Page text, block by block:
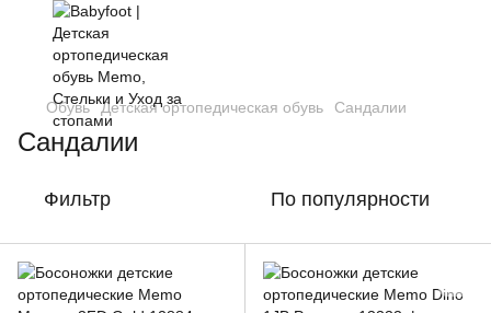
Обувь Детская ортопедическая обувь Сандалии
Сандалии
Фильтр По популярности